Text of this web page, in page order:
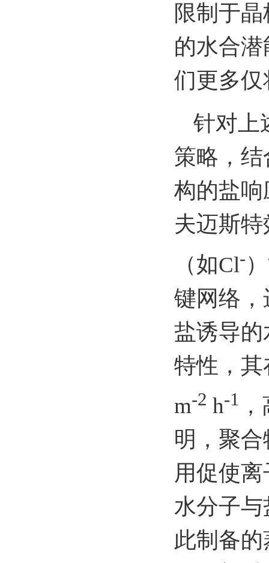
限制于
的水合
们更多
针对上
策略 ，
构的盐
夫迈斯
（如Cl-
键网络
盐诱导
特性，其
m-2 h-1
明，聚
用促使
水分子
此制备